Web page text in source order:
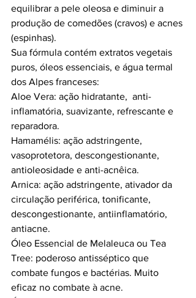
equilibrar a pele oleosa e diminuir a
produção de comedões (cravos) e acnes
(espinhas).
Sua fórmula contém extratos vegetais
puros, óleos essenciais, e água termal
dos Alpes franceses:
Aloe Vera: ação hidratante,  anti-
inflamatória, suavizante, refrescante e
reparadora.
Hamamélis: ação adstringente,
vasoprotetora, descongestionante,
antioleosidade e anti-acnêica.
Arnica: ação adstringente, ativador da
circulação periférica, tonificante,
descongestionante, antiinflamatório,
antiacne.
Óleo Essencial de Melaleuca ou Tea
Tree: poderoso antisséptico que
combate fungos e bactérias. Muito
eficaz no combate à acne.